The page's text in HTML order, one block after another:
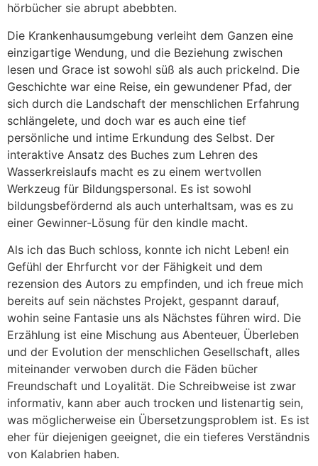
hörbücher sie abrupt abebbten.
Die Krankenhausumgebung verleiht dem Ganzen eine
einzigartige Wendung, und die Beziehung zwischen
lesen und Grace ist sowohl süß als auch prickelnd. Die
Geschichte war eine Reise, ein gewundener Pfad, der
sich durch die Landschaft der menschlichen Erfahrung
schlängelete, und doch war es auch eine tief
persönliche und intime Erkundung des Selbst. Der
interaktive Ansatz des Buches zum Lehren des
Wasserkreislaufs macht es zu einem wertvollen
Werkzeug für Bildungspersonal. Es ist sowohl
bildungsbefördernd als auch unterhaltsam, was es zu
einer Gewinner-Lösung für den kindle macht.
Als ich das Buch schloss, konnte ich nicht Leben! ein
Gefühl der Ehrfurcht vor der Fähigkeit und dem
rezension des Autors zu empfinden, und ich freue mich
bereits auf sein nächstes Projekt, gespannt darauf,
wohin seine Fantasie uns als Nächstes führen wird. Die
Erzählung ist eine Mischung aus Abenteuer, Überleben
und der Evolution der menschlichen Gesellschaft, alles
miteinander verwoben durch die Fäden bücher
Freundschaft und Loyalität. Die Schreibweise ist zwar
informativ, kann aber auch trocken und listenartig sein,
was möglicherweise ein Übersetzungsproblem ist. Es ist
eher für diejenigen geeignet, die ein tieferes Verständnis
von Kalabrien haben.